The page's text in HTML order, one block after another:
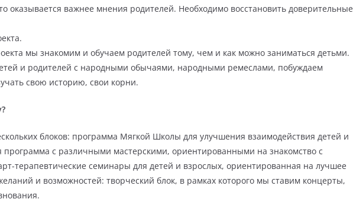
оказывается важнее мнения родителей. Необходимо восстановить доверительные
мы знакомим и обучаем родителей тому, чем и как можно заниматься детьми.
и родителей с народными обычаями, народными ремеслами, побуждаем
свою историю, свои корни.
блоков: программа Мягкой Школы для улучшения взаимодействия детей и
программа с различными мастерскими, ориентированными на знакомство с
терапевтические семинары для детей и взрослых, ориентированная на лучшее
и возможностей: творческий блок, в рамках которого мы ставим концерты,